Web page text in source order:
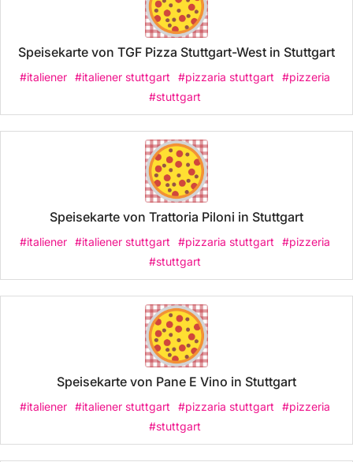
Speisekarte von TGF Pizza Stuttgart-West in Stuttgart
#italiener #italiener stuttgart #pizzaria stuttgart
#pizzeria
#stuttgart
Speisekarte von Trattoria Piloni in Stuttgart
#italiener #italiener stuttgart #pizzaria stuttgart
#pizzeria
#stuttgart
Speisekarte von Pane E Vino in Stuttgart
#italiener #italiener stuttgart #pizzaria stuttgart
#pizzeria
#stuttgart